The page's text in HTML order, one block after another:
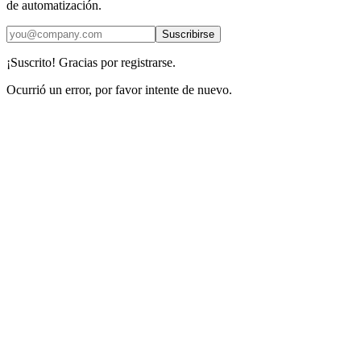
de automatización.
Suscribirse
¡Suscrito! Gracias por registrarse.
Ocurrió un error, por favor intente de nuevo.